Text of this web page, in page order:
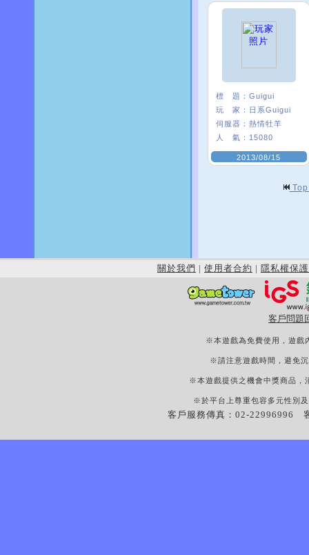
標 題： Guigui
玩 家： 日系Guigui
伺服器： 熱情牡羊
人 氣： 15080
2013/08/15
關於我們 | 使用者合約 | 隱私權保護
客戶問題
※本遊戲為免費使用，遊戲
※請注意遊戲時間，避免
※本遊戲提供之機會中獎商品，
※於平台上尊重包容多元性別
客戶服務傳真：02-22996996